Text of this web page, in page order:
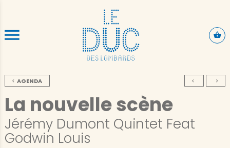
SKIP TO CONTENT
AGENDA
La nouvelle scène
Jérémy Dumont Quintet Feat
Godwin Louis